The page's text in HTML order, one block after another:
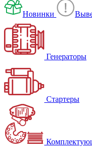
Новинки
Генераторы
Стартеры